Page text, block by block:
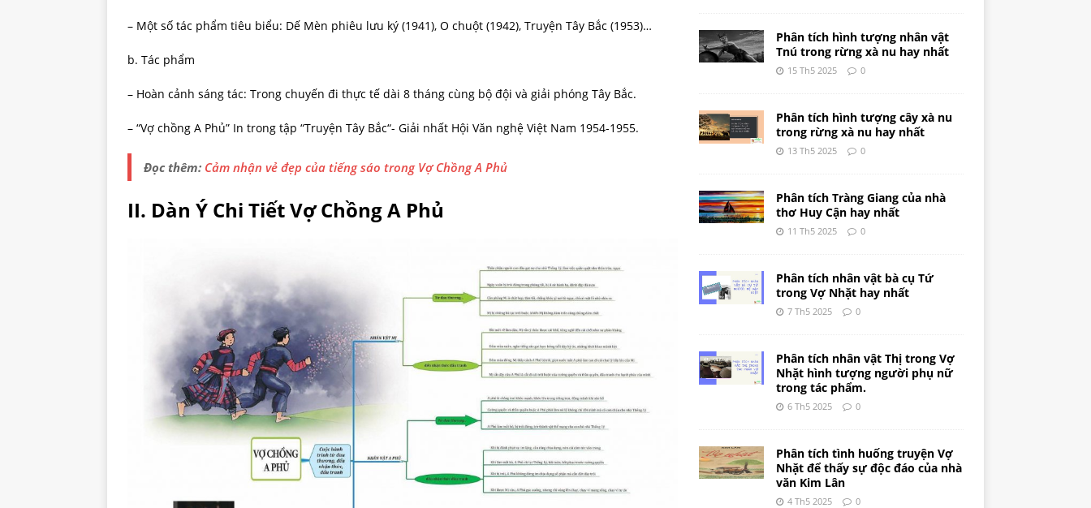
– Một số tác phẩm tiêu biểu: Dế Mèn phiêu lưu ký (1941), O chuột (1942), Truyện Tây Bắc (1953)…
b. Tác phẩm
– Hoàn cảnh sáng tác: Trong chuyến đi thực tế dài 8 tháng cùng bộ đội và giải phóng Tây Bắc.
– “Vợ chồng A Phủ” In trong tập “Truyện Tây Bắc“- Giải nhất Hội Văn nghệ Việt Nam 1954-1955.
Đọc thêm: Cảm nhận vẻ đẹp của tiếng sáo trong Vợ Chồng A Phủ
II. Dàn Ý Chi Tiết Vợ Chồng A Phủ
Phân tích hình tượng nhân vật
Tnú trong rừng xà nu hay nhất
15 Th5 2025 0
Phân tích hình tượng cây xà nu
trong rừng xà nu hay nhất
13 Th5 2025 0
Phân tích Tràng Giang của nhà
thơ Huy Cận hay nhất
11 Th5 2025 0
Phân tích nhân vật bà cụ Tứ
trong Vợ Nhặt hay nhất
7 Th5 2025 0
Phân tích nhân vật Thị trong Vợ
Nhặt hình tượng người phụ nữ
trong tác phẩm.
6 Th5 2025 0
Phân tích tình huống truyện Vợ
Nhặt để thấy sự độc đáo của nhà
văn Kim Lân
4 Th5 2025 0